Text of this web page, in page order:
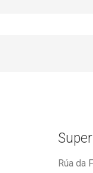
Rúa da